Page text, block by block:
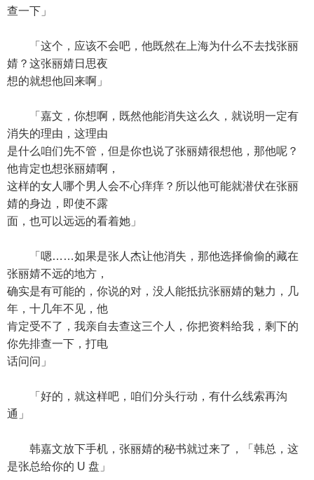
查一下」
「这个，应该不会吧，他既然在上海为什么不去找张丽
婧？这张丽婧日思夜
想的就想他回来啊」
「嘉文，你想啊，既然他能消失这么久，就说明一定有
消失的理由，这理由
是什么咱们先不管，但是你也说了张丽婧很想他，那他呢？
他肯定也想张丽婧啊，
这样的女人哪个男人会不心痒痒？所以他可能就潜伏在张丽
婧的身边，即使不露
面，也可以远远的看着她」
「嗯……如果是张人杰让他消失，那他选择偷偷的藏在
张丽婧不远的地方，
确实是有可能的，你说的对，没人能抵抗张丽婧的魅力，几
年，十几年不见，他
肯定受不了，我亲自去查这三个人，你把资料给我，剩下的
你先排查一下，打电
话问问」
「好的，就这样吧，咱们分头行动，有什么线索再沟
通」
韩嘉文放下手机，张丽婧的秘书就过来了，「韩总，这
是张总给你的 U 盘」